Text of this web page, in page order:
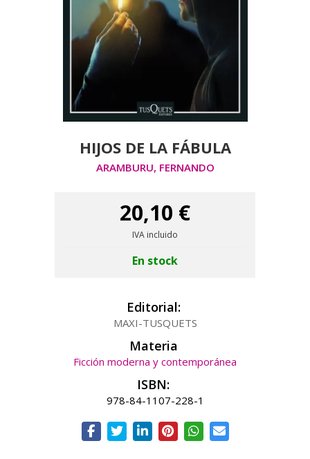
HIJOS DE LA FÁBULA
ARAMBURU, FERNANDO
20,10 €
IVA incluido
En stock
Editorial:
MAXI-TUSQUETS
Materia
Ficción moderna y contemporánea
ISBN:
978-84-1107-228-1